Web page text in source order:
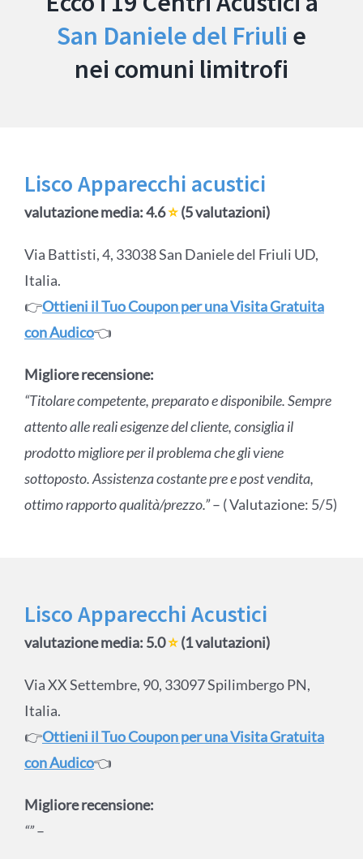
San Daniele del Friuli e
nei comuni limitrofi
Lisco Apparecchi acustici
valutazione media: 4.6⭐(5 valutazioni)
Via Battisti, 4, 33038 San Daniele del Friuli UD,
Italia.
👉Ottieni il Tuo Coupon per una Visita Gratuita
con Audico👈
Migliore recensione:
“Titolare competente, preparato e disponibile. Sempre
attento alle reali esigenze del cliente, consiglia il
prodotto migliore per il problema che gli viene
sottoposto. Assistenza costante pre e post vendita,
ottimo rapporto qualità/prezzo.”– ( Valutazione: 5/5)
Lisco Apparecchi Acustici
valutazione media: 5.0⭐(1 valutazioni)
Via XX Settembre, 90, 33097 Spilimbergo PN,
Italia.
👉Ottieni il Tuo Coupon per una Visita Gratuita
con Audico👈
Migliore recensione:
“”–